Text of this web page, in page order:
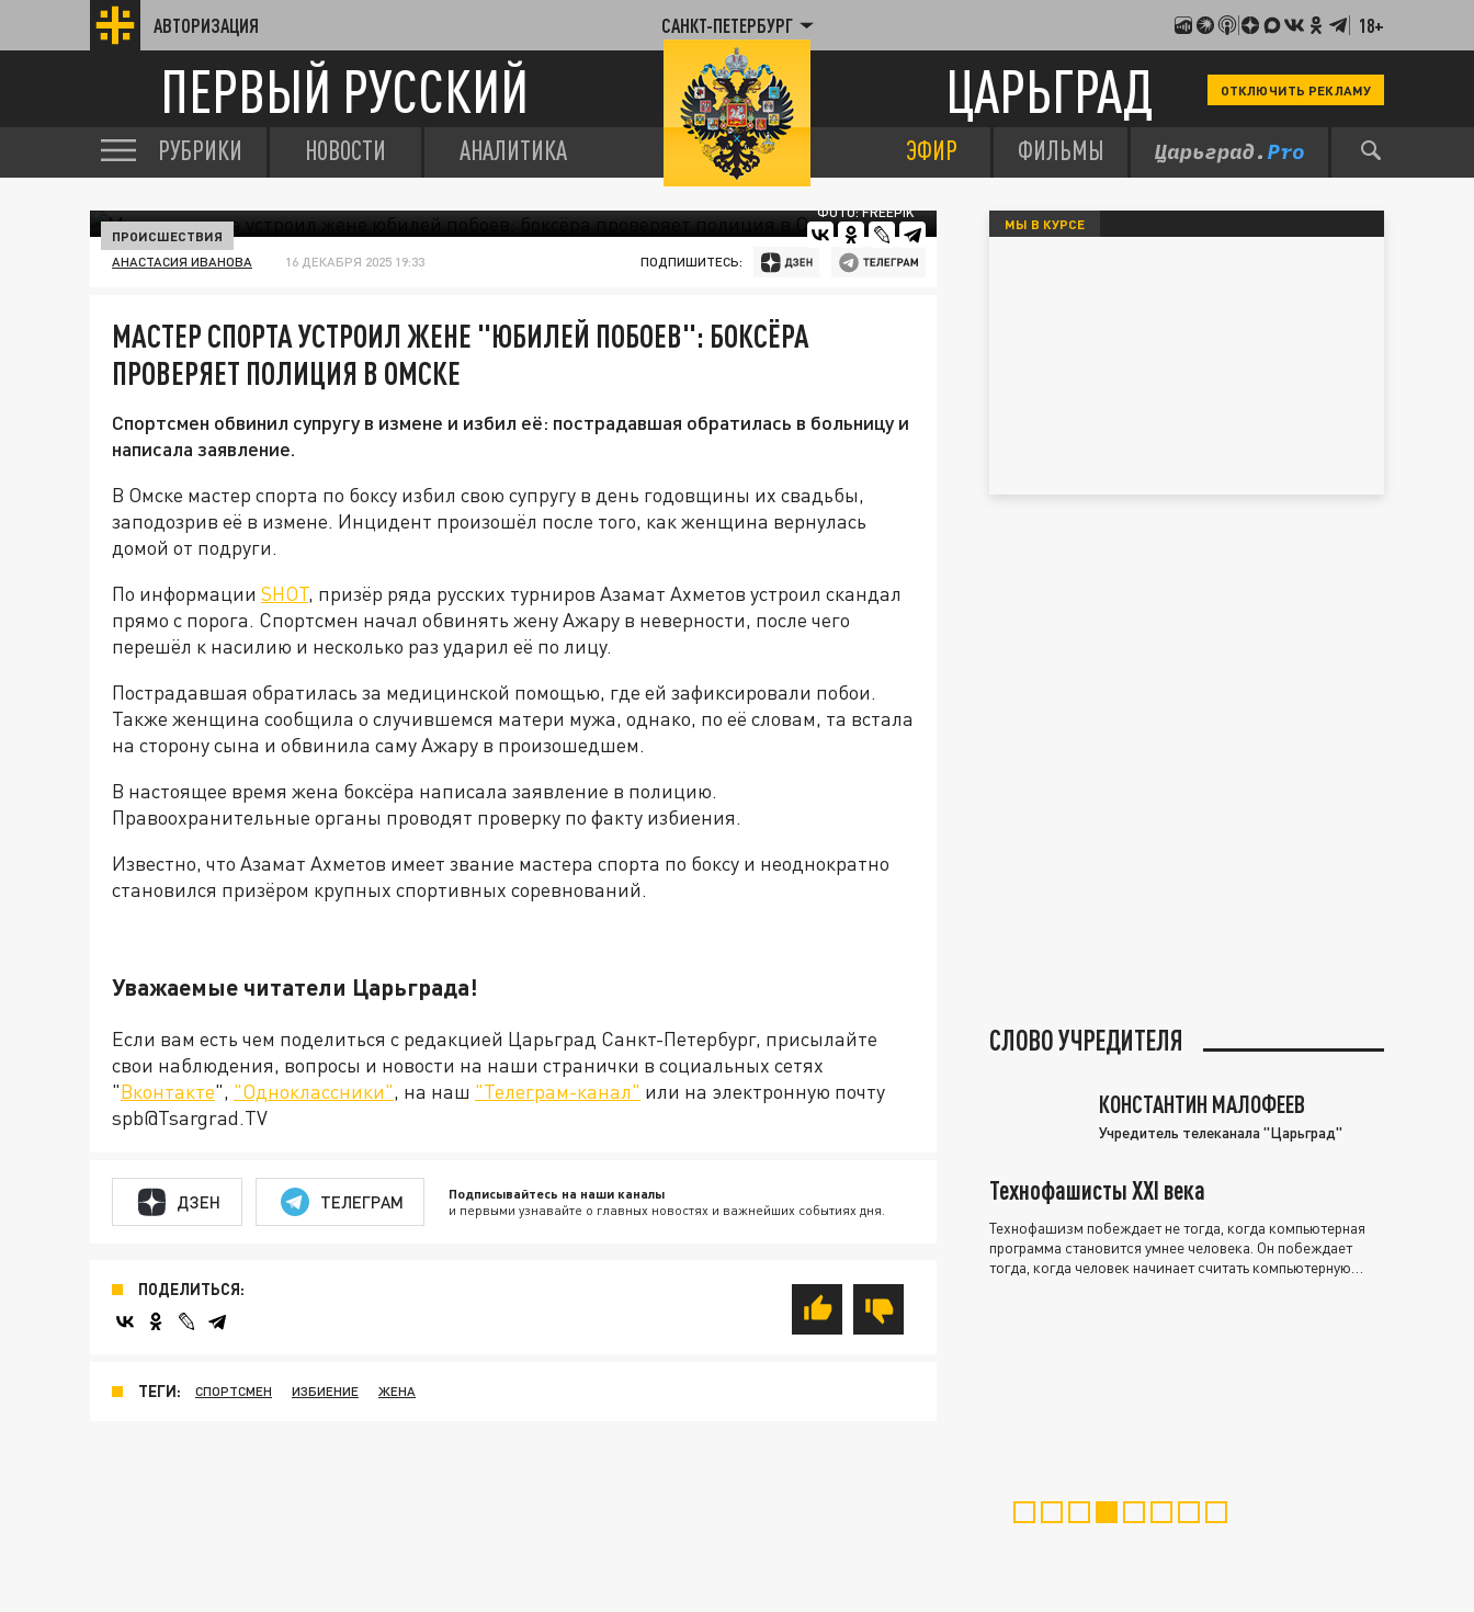
АВТОРИЗАЦИЯ САНКТ-ПЕТЕРБУРГ 18+
ПЕРВЫЙ РУССКИЙ ЦАРЬГРАД ОТКЛЮЧИТЬ РЕКЛАМУ
РУБРИКИ НОВОСТИ АНАЛИТИКА ЭФИР ФИЛЬМЫ
ФОТО: FREEPIK
ПРОИСШЕСТВИЯ
АНАСТАСИЯ ИВАНОВА 16 ДЕКАБРЯ 2025 19:33 ПОДПИШИТЕСЬ:
МАСТЕР СПОРТА УСТРОИЛ ЖЕНЕ "ЮБИЛЕЙ ПОБОЕВ": БОКСЁРА
ПРОВЕРЯЕТ ПОЛИЦИЯ В ОМСКЕ
Спортсмен обвинил супругу в измене и избил её: пострадавшая обратилась в больницу и
написала заявление.
В Омске мастер спорта по боксу избил свою супругу в день годовщины их свадьбы,
заподозрив её в измене. Инцидент произошёл после того, как женщина вернулась
домой от подруги.
По информации SHOT, призёр ряда русских турниров Азамат Ахметов устроил скандал
прямо с порога. Спортсмен начал обвинять жену Ажару в неверности, после чего
перешёл к насилию и несколько раз ударил её по лицу.
Пострадавшая обратилась за медицинской помощью, где ей зафиксировали побои.
Также женщина сообщила о случившемся матери мужа, однако, по её словам, та встала
на сторону сына и обвинила саму Ажару в произошедшем.
В настоящее время жена боксёра написала заявление в полицию.
Правоохранительные органы проводят проверку по факту избиения.
Известно, что Азамат Ахметов имеет звание мастера спорта по боксу и неоднократно
становился призёром крупных спортивных соревнований.
Уважаемые читатели Царьграда!
Если вам есть чем поделиться с редакцией Царьград Санкт-Петербург, присылайте
свои наблюдения, вопросы и новости на наши странички в социальных сетях
"Вконтакте", "Одноклассники", на наш "Телеграм-канал" или на электронную почту
spb@Tsargrad.TV
ДЗЕН ТЕЛЕГРАМ Подписывайтесь на наши каналы
и первыми узнавайте о главных новостях и важнейших событиях дня.
ПОДЕЛИТЬСЯ:
ТЕГИ: СПОРТСМЕН ИЗБИЕНИЕ ЖЕНА
МЫ В КУРСЕ
СЛОВО УЧРЕДИТЕЛЯ
КОНСТАНТИН МАЛОФЕЕВ
Учредитель телеканала "Царьград"
Технофашисты XXI века
Технофашизм побеждает не тогда, когда компьютерная
программа становится умнее человека. Он побеждает
тогда, когда человек начинает считать компьютерную